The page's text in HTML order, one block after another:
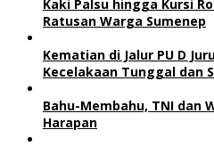
Kaki Palsu hingga Kursi
Ratusan Warga Sumenep
Kematian di Jalur PU D
Kecelakaan Tunggal dan
Bahu-Membahu, TNI dan
Harapan